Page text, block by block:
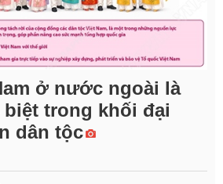
ở nước ngoài là
biệt trong khối đại
dân tộc